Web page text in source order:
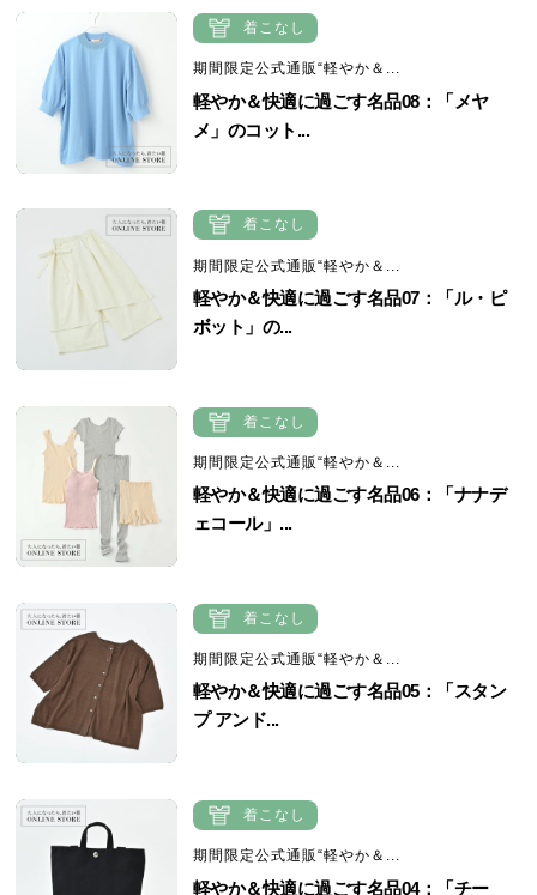
着こなし
期間限定公式通販“軽やか＆...
軽やか＆快適に過ごす名品08：「メヤ
メ」のコット...
着こなし
期間限定公式通販“軽やか＆...
軽やか＆快適に過ごす名品07：「ル・ピ
ボット」の...
着こなし
期間限定公式通販“軽やか＆...
軽やか＆快適に過ごす名品06：「ナナデ
ェコール」...
着こなし
期間限定公式通販“軽やか＆...
軽やか＆快適に過ごす名品05：「スタン
プ アンド...
着こなし
期間限定公式通販“軽やか＆...
軽やか＆快適に過ごす名品04：「チー